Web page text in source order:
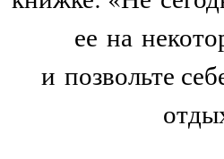
ее на
и позвольте